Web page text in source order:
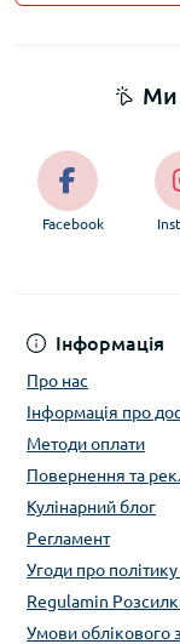
Інформація
Про нас
Інформація про
Методи оплати
Повернення та
Кулінарний блог
Регламент
Угоди про
Regulamin
Умови облікового
Ми
Facebook